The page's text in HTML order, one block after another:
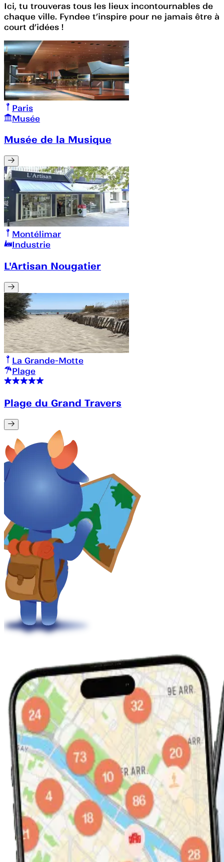
Ici, tu trouveras tous les lieux incontournables de
chaque ville. Fyndee t’inspire pour ne jamais être à
court d’idées !
Paris
Musée
Musée de la Musique
Montélimar
Industrie
L'Artisan Nougatier
La Grande-Motte
Plage
Plage du Grand Travers